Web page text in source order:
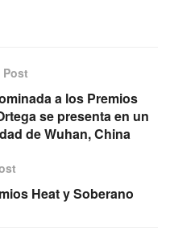
Post
a los Premios
se presenta en un
de Wuhan, China
Heat y Soberano